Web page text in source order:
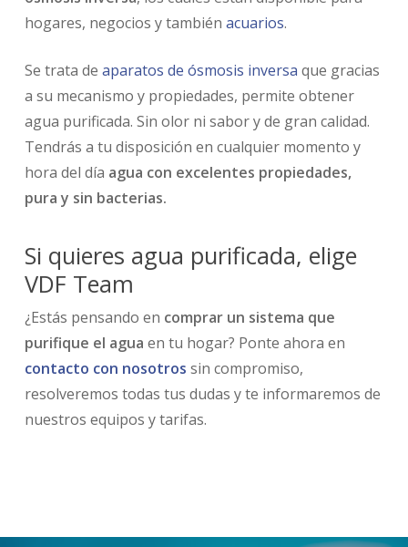
hogares, negocios y también acuarios.
Se trata de aparatos de ósmosis inversa que gracias
a su mecanismo y propiedades, permite obtener
agua purificada. Sin olor ni sabor y de gran calidad.
Tendrás a tu disposición en cualquier momento y
hora del día agua con excelentes propiedades,
pura y sin bacterias.
Si quieres agua purificada, elige
VDF Team
¿Estás pensando en comprar un sistema que
purifique el agua en tu hogar? Ponte ahora en
contacto con nosotros sin compromiso,
resolveremos todas tus dudas y te informaremos de
nuestros equipos y tarifas.